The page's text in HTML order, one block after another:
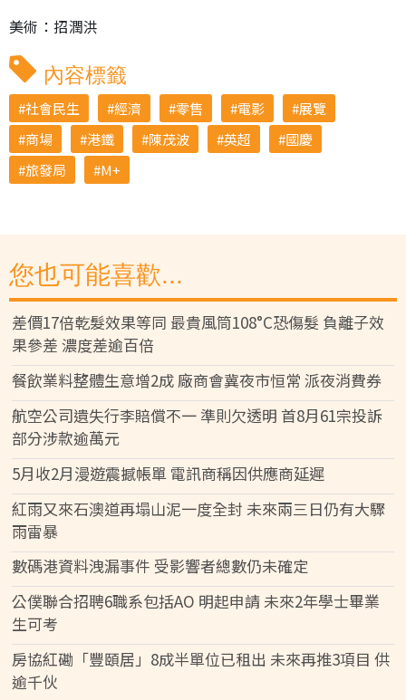
美術：招潤洪
內容標籤
社會民生 經濟 零售 電影
展覽
商場
港鐵 陳茂波 英超
國慶
旅發局
M+
您也可能喜歡...
差價17倍乾髮效果等同 最貴風筒108°C恐傷髮 負離子效
果參差 濃度差逾百倍
餐飲業料整體生意增2成 廠商會冀夜市恒常 派夜消費券
航空公司遺失行李賠償不一 準則欠透明 首8月61宗投訴
部分涉款逾萬元
5月收2月漫遊震撼帳單 電訊商稱因供應商延遲
紅雨又來石澳道再塌山泥一度全封 未來兩三日仍有大驟
雨雷暴
數碼港資料洩漏事件 受影響者總數仍未確定
公僕聯合招聘6職系包括AO 明起申請 未來2年學士畢業
生可考
房協紅磡「豐頤居」8成半單位已租出 未來再推3項目 供
逾千伙